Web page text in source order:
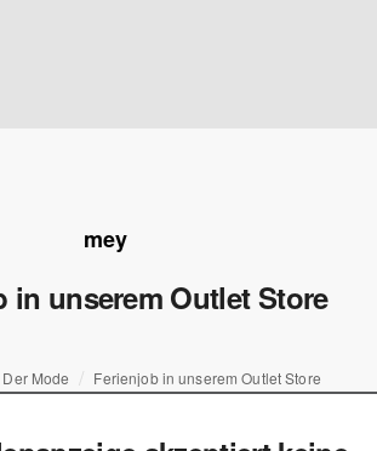
mey
in unserem Outlet Store
Mode Ferienjob in unserem Outlet Store